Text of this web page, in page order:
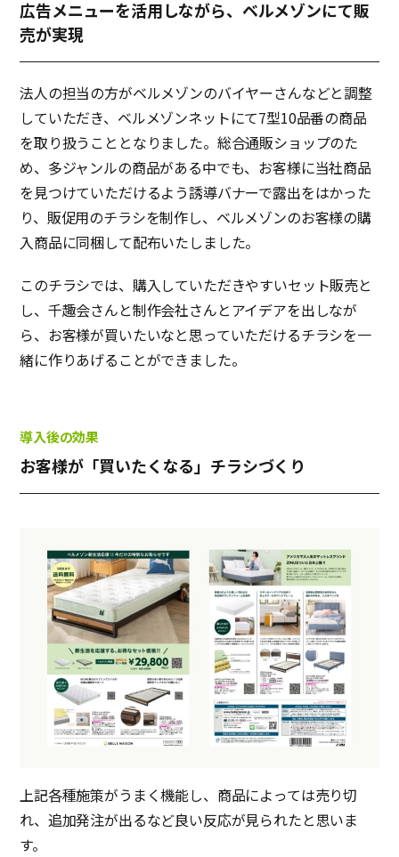
広告メニューを活用しながら、ベルメゾンにて販
売が実現
法人の担当の方がベルメゾンのバイヤーさんなどと調整
していただき、ベルメゾンネットにて7型10品番の商品
を取り扱うこととなりました。総合通販ショップのた
め、多ジャンルの商品がある中でも、お客様に当社商品
を見つけていただけるよう誘導バナーで露出をはかった
り、販促用のチラシを制作し、ベルメゾンのお客様の購
入商品に同梱して配布いたしました。
このチラシでは、購入していただきやすいセット販売と
し、千趣会さんと制作会社さんとアイデアを出しなが
ら、お客様が買いたいなと思っていただけるチラシを一
緒に作りあげることができました。
導入後の効果
お客様が「買いたくなる」チラシづくり
上記各種施策がうまく機能し、商品によっては売り切
れ、追加発注が出るなど良い反応が見られたと思いま
す。